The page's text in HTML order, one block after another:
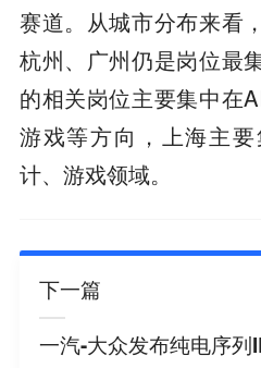
赛道。从城市分布来看
杭州、广州仍是岗位最
的相关岗位主要集中在
游戏等方向，上海主
计、游戏领域。
下一篇
一汽-大众发布纯电序